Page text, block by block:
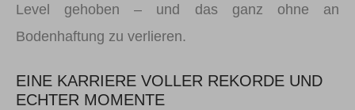
Level gehoben – und das ganz ohne an
Bodenhaftung zu verlieren.
EINE KARRIERE VOLLER REKORDE UND
ECHTER MOMENTE